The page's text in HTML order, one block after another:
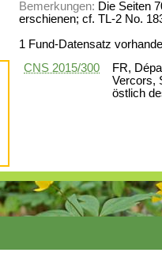
Bemerkungen: Die Seiten
erschienen; cf. TL-2 No.
1 Fund-Datensatz
CNS 2015/300
FR,
Vercors,
östlich